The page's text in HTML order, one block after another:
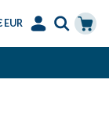
EUR